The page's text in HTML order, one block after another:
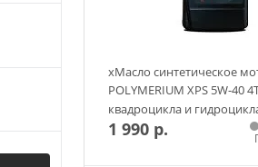
xМасло синтетическое
POLYMERIUM XPS 5W-40
квадроцикла и
1 990 р.